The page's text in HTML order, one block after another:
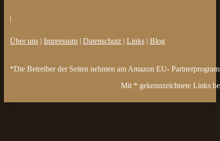
|
Über uns | Impressum | Datenschutz | Links | Blog
*Die Betreiber der Seiten nehmen am Amazon EU-
Mit * gekennzeichnete Links